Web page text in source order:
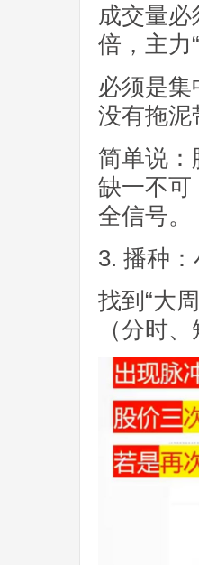
成交量
倍，主力
必须是
没有拖泥
简单说
缺一不可
全信号。
3. 播种
找到“大
（分时